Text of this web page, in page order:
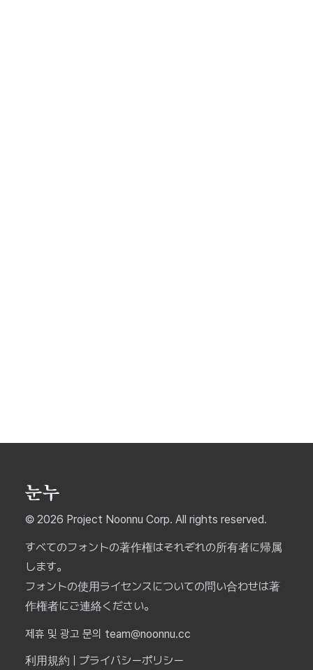
© 2026 Project Noonnu Corp. All rights reserved.
すべてのフォントの著作権はそれぞれの所有者に帰属
します。
フォントの使用ライセンスについての問い合わせは著
作権者にご連絡ください。
제휴 및 광고 문의 team@noonnu.cc
利用規約
プライバシーポリシー